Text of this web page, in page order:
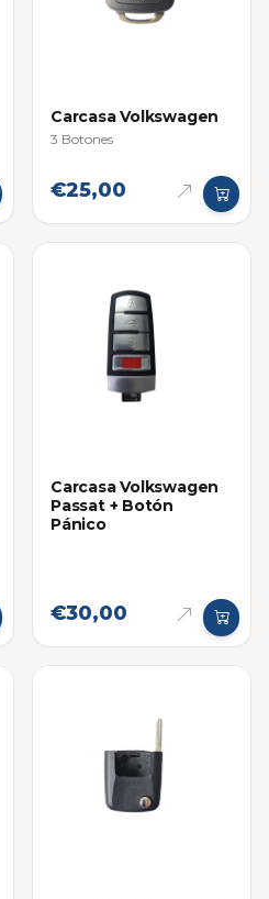
Carcasa Volkswagen
3 Botones
€25,00
Carcasa Volkswagen
Passat + Botón
Pánico
€30,00